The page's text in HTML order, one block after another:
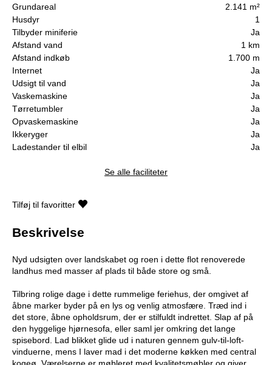
Grundareal
2.141 m²
Husdyr
1
Tilbyder miniferie
Ja
Afstand vand
1 km
Afstand indkøb
1.700 m
Internet
Ja
Udsigt til vand
Ja
Vaskemaskine
Ja
Tørretumbler
Ja
Opvaskemaskine
Ja
Ikkeryger
Ja
Ladestander til elbil
Ja
Se alle faciliteter
Tilføj til favoritter
Beskrivelse
Nyd udsigten over landskabet og roen i dette flot renoverede
landhus med masser af plads til både store og små.
Tilbring rolige dage i dette rummelige feriehus, der omgivet af
åbne marker byder på en lys og venlig atmosfære. Træd ind i
det store, åbne opholdsrum, der er stilfuldt indrettet. Slap af på
den hyggelige hjørnesofa, eller saml jer omkring det lange
spisebord. Lad blikket glide ud i naturen gennem gulv-til-loft-
vinduerne, mens I laver mad i det moderne køkken med central
kogeø. Værelserne er møbleret med kvalitetsmøbler og giver